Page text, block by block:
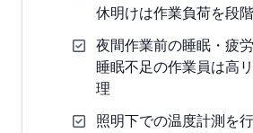
休明けは作業負荷を段
夜間作業前の睡眠・疲
睡眠不足の作業員は高
理
照明下での温度計測を